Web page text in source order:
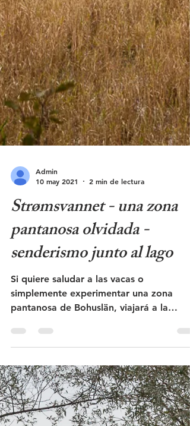
10 may 2021
2 min de lectura
Strømsvannet - una zona
pantanosa olvidada -
senderismo junto al lago
Si quiere saludar a las vacas o
simplemente experimentar una zona
pantanosa de Bohuslän, viajará a la